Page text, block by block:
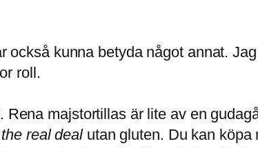
kunna betyda något annat.
roll.
majstortillas är lite av en
the real dealutan gluten. Du kan köpa